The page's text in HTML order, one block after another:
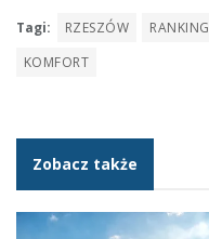
Tagi: RZESZÓW RANKING
KOMFORT
Zobacz także